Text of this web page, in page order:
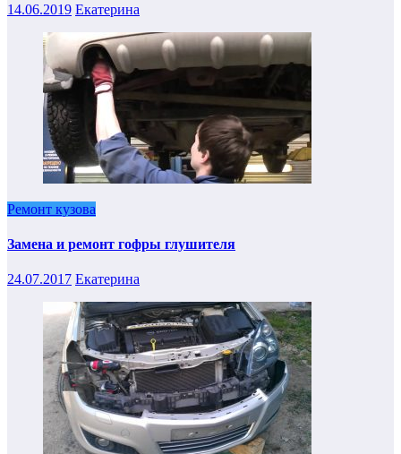
14.06.2019 Екатерина
Ремонт кузова
Замена и ремонт гофры глушителя
24.07.2017 Екатерина